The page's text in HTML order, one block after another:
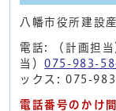
八幡市役所建設
電話: （計画担当
当）075-983-
ックス: 075-
電話番号のかけ